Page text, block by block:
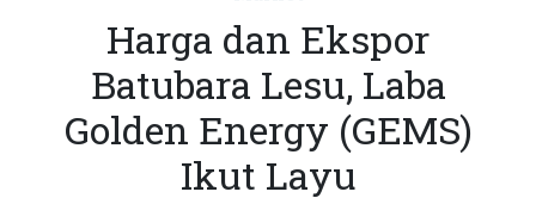
Harga dan Ekspor
Batubara Lesu, Laba
Golden Energy (GEMS)
Ikut Layu